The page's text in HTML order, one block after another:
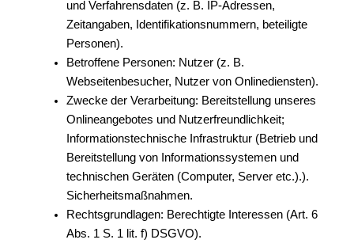
und Verfahrensdaten (z. B. IP-Adressen,
Zeitangaben, Identifikationsnummern, beteiligte
Personen).
Betroffene Personen: Nutzer (z. B.
Webseitenbesucher, Nutzer von Onlinediensten).
Zwecke der Verarbeitung: Bereitstellung unseres
Onlineangebotes und Nutzerfreundlichkeit;
Informationstechnische Infrastruktur (Betrieb und
Bereitstellung von Informationssystemen und
technischen Geräten (Computer, Server etc.).).
Sicherheitsmaßnahmen.
Rechtsgrundlagen: Berechtigte Interessen (Art. 6
Abs. 1 S. 1 lit. f) DSGVO).